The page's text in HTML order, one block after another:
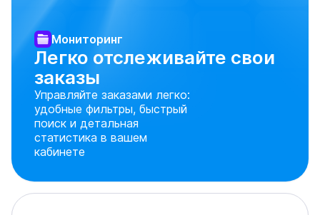
Мониторинг
Легко отслеживайте свои
заказы
Управляйте заказами легко:
удобные фильтры, быстрый
поиск и детальная
статистика в вашем
кабинете